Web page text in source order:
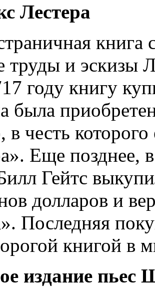
Лестера
труды и эскизы
году книгу
была
честь
Еще позднее,
Гейтс
долларов и
Последняя
книгой в
издание пьес